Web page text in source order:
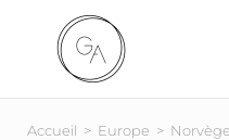
Accueil > Europe > Norvège